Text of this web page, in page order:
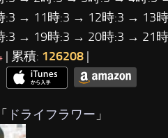
:3 → 11時:3 → 12時:3 → 13
:3 → 19時:3 → 20時:3 → 21
| 累積: 126208 |
ドライフラワー 」